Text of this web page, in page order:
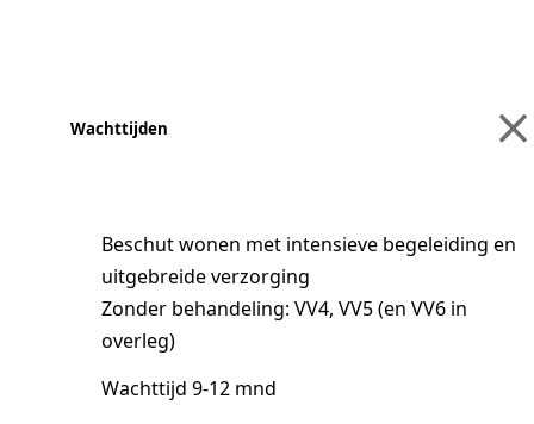
Wachttijden
Beschut wonen met intensieve begeleiding en
uitgebreide verzorging
Wachttijd 9-12 mnd
Zonder behandeling: VV4, VV5 (en VV6 in
overleg)